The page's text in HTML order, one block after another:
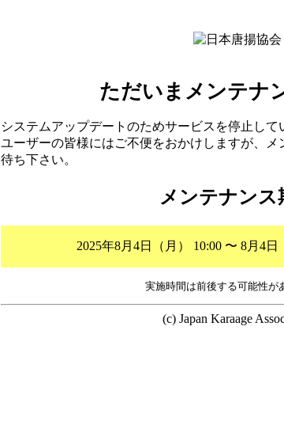
ただいまメンテナ
システムアップデートのためサービスを停止して
ユーザーの皆様にはご不便をおかけしますが、
待ち下さい。
メンテナンス
2025年8月4日（月） 10:00 〜 8月4日
実施時間は前後する可能性が
(c) Japan Karaage